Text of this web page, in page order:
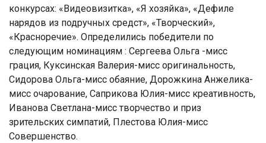
конкурсах: «Видеовизитка», «Я хозяйка», «Дефиле
нарядов из подручных средст», «Творческий»,
«Красноречие». Определились победители по
следующим номинациям : Сергеева Ольга -мисс
грация, Куксинская Валерия-мисс оригинальность,
Сидорова Ольга-мисс обаяние, Дорожкина Анжелика-
мисс очарование, Саприкова Юлия-мисс креативность,
Иванова Светлана-мисс творчество и приз
зрительских симпатий, Плестова Юлия-мисс
Совершенство.